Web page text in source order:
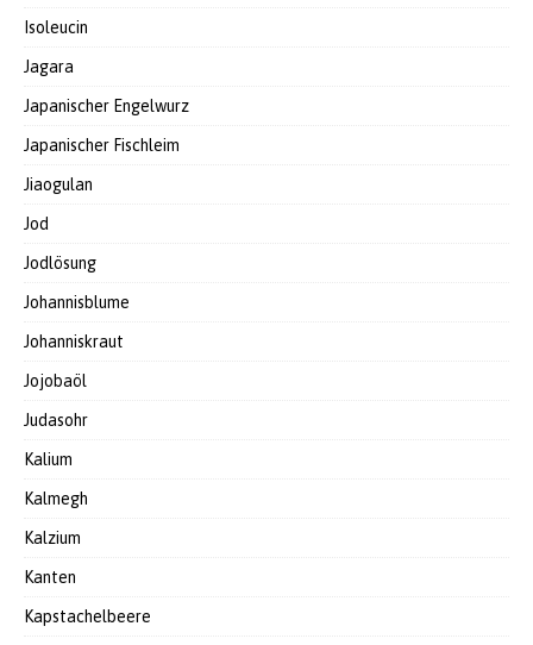
Isoleucin
Jagara
Japanischer Engelwurz
Japanischer Fischleim
Jiaogulan
Jod
Jodlösung
Johannisblume
Johanniskraut
Jojobaöl
Judasohr
Kalium
Kalmegh
Kalzium
Kanten
Kapstachelbeere